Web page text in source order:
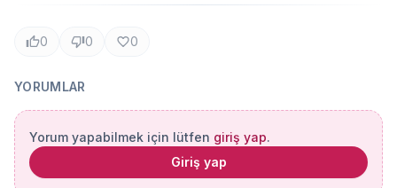
0 0 0
YORUMLAR
Yorum yapabilmek için lütfen giriş yap.
Giriş yap